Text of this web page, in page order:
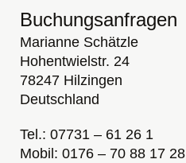
Buchungsanfragen
Marianne Schätzle
Hohentwielstr. 24
78247 Hilzingen
Deutschland
Tel.: 07731 – 61 26 1
Mobil: 0176 – 70 88 17 28